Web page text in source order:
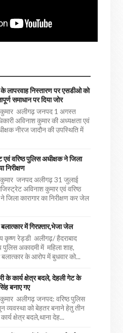
के लापरवाह निस्तारण पर एसडीओ को
समाधान पर दिया जोर
कुमार अलीगढ़ जनपद 1 अगस्त
अविनाश कुमार की अध्यक्षता एवं
नीरज जादौन की उपस्थिति में
वरिष्ठ पुलिस अधीक्षक ने जिला
निरीक्षण
कुमार जनपद अलीगढ़ 31 जुलाई
अविनाश कुमार एवं वरिष्ठ
जिला कारागार का निरीक्षण कर जेल
में गिरफ़्तार,भेजा जेल
कृष्ण रेड्डी अलीगढ़/ हैदराबाद
पुलिस अकादमी में महिला शाह,
बलात्कार के आरोप में बुधवार को...
के कार्य क्षेत्र बदले, देहली गेट के
बनाए गए
कुमार अलीगढ़ जनपद: वरिष्ठ पुलिस
व्यवस्था को बेहतर बनाने हेतु तीन
क्षेत्र बदले,थाना देह...